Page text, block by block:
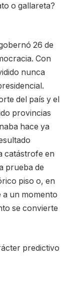
o gallareta?
26 de
Con
nunca
del país y el
provincias
hace ya
catástrofe en
prueba de
piso o, en
un momento
se convierte
predictivo